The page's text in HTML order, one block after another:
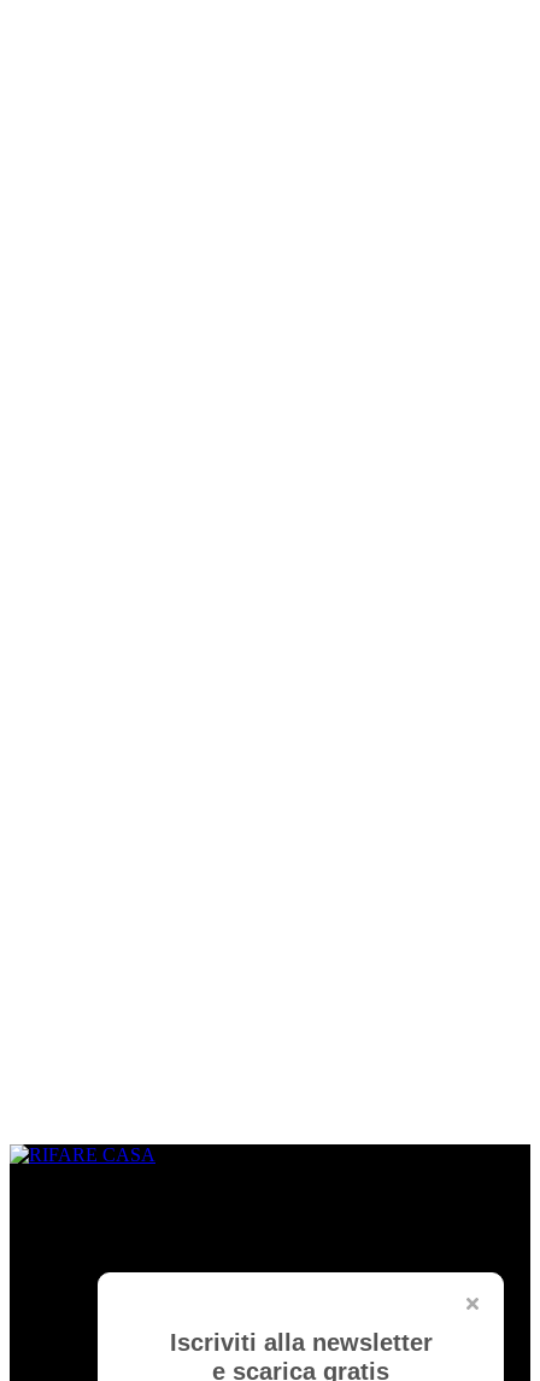
Iscriviti alla newsletter
e scarica gratis
realizzare un progetto su misura. È una vetrina per gli architetti che
hanno l’opportunità di pubblicare i loro lavori migliori ed essere
Rifare Casa è Testata Giornalistica byEdibrico